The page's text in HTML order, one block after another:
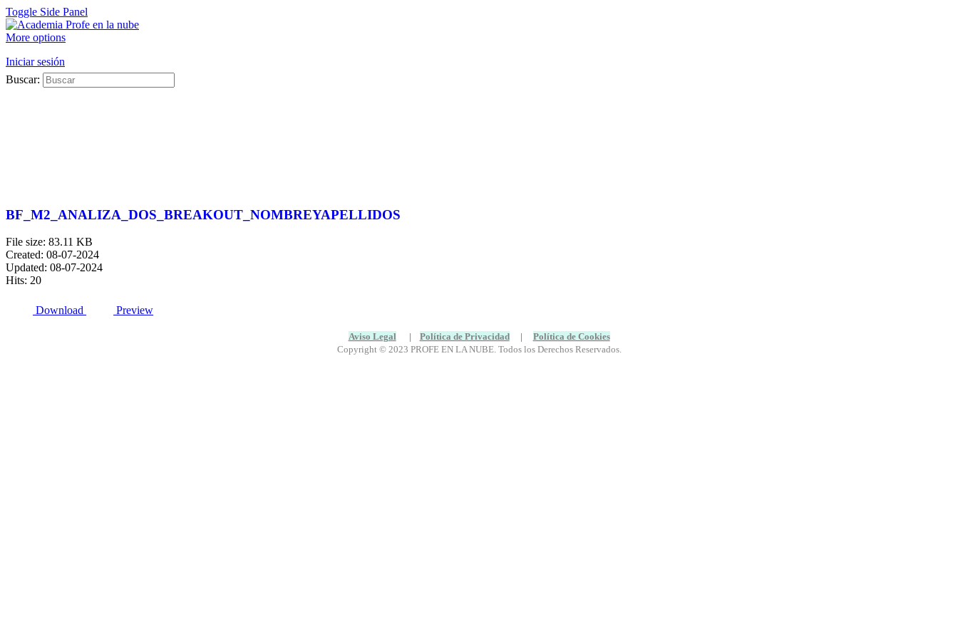
Toggle Side Panel
More options
Iniciar sesión
Buscar:
BF_M2_ANALIZA_DOS_BREAKOUT_NOMBREYAPELLIDOS
File size: 83.11 KB
Created: 08-07-2024
Updated: 08-07-2024
Hits: 20
Download Preview
Aviso Legal | Política de Privacidad | Política de Cookies
Copyright © 2023 PROFE EN LA NUBE. Todos los Derechos Reservados.